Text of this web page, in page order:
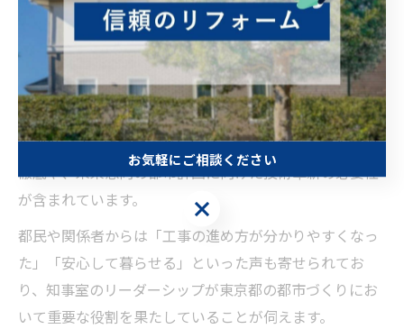
工事の進捗や意義を説明し、透明性の高い情報提供を心
がけています。
特に、災害対策や環境共生を重視した工事の推進が強調
されており、都民の命と財産を守るインフラ整備が最優
先課題です。知事室の発信には、工事現場での安全管理
徹底や、未来志向の都市計画に向けた技術革新の必要性
が含まれています。
都民や関係者からは「工事の進め方が分かりやすくなっ
た」「安心して暮らせる」といった声も寄せられてお
り、知事室のリーダーシップが東京都の都市づくりにお
いて重要な役割を果たしていることが伺えます。
お気軽にご相談ください
お気軽にご相談ください